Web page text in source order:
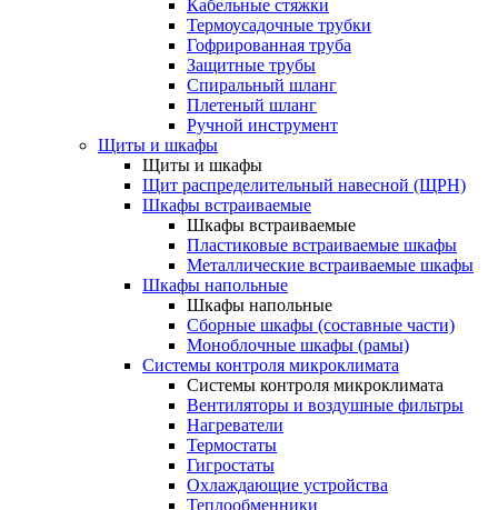
Кабельные стяжки
Термоусадочные трубки
Гофрированная труба
Защитные трубы
Спиральный шланг
Плетеный шланг
Ручной инструмент
Щиты и шкафы
Щиты и шкафы
Щит распределительный навесной (ЩРН)
Шкафы встраиваемые
Шкафы встраиваемые
Пластиковые встраиваемые шкафы
Металлические встраиваемые шкафы
Шкафы напольные
Шкафы напольные
Сборные шкафы (составные части)
Моноблочные шкафы (рамы)
Системы контроля микроклимата
Системы контроля микроклимата
Вентиляторы и воздушные фильтры
Нагреватели
Термостаты
Гигростаты
Охлаждающие устройства
Теплообменники